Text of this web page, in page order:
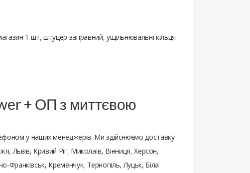
1 шт, штуцер заправний, ущільнювальні кільця
+ ОП з миттєвою
у наших менеджерів. Ми здійснюємо доставку
Львів, Кривий Ріг, Миколаїв, Вінниця, Херсон,
Франківськ, Кременчук, Тернопіль, Луцьк, Біла